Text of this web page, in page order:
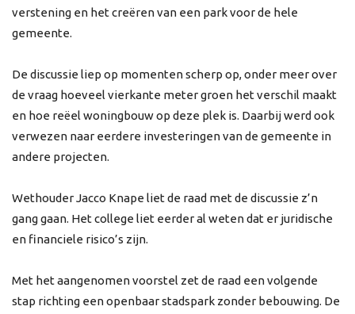
verstening en het creëren van een park voor de hele
gemeente.
De discussie liep op momenten scherp op, onder meer over
de vraag hoeveel vierkante meter groen het verschil maakt
en hoe reëel woningbouw op deze plek is. Daarbij werd ook
verwezen naar eerdere investeringen van de gemeente in
andere projecten.
Wethouder Jacco Knape liet de raad met de discussie z’n
gang gaan. Het college liet eerder al weten dat er juridische
en financiele risico’s zijn.
Met het aangenomen voorstel zet de raad een volgende
stap richting een openbaar stadspark zonder bebouwing. De